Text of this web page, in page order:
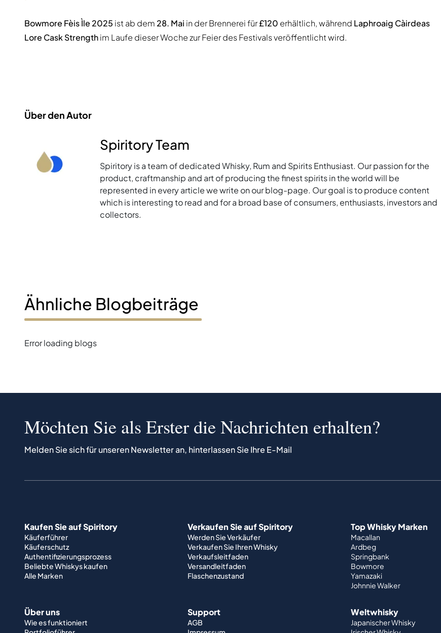
Bowmore Fèis Ìle 2025 ist ab dem 28. Mai in der Brennerei für£120 erhältlich, während Laphroaig Càirdeas
Lore Cask Strengthim Laufe dieser Woche zur Feier des Festivals veröffentlicht wird.
Über den Autor
Spiritory Team
Spiritory is a team of dedicated Whisky, Rum and Spirits Enthusiast. Our passion for the
product, craftmanship and art of producing the finest spirits in the world will be
represented in every article we write on our blog-page. Our goal is to produce content
which is interesting to read and for a broad base of consumers, enthusiasts, investors and
collectors.
Ähnliche Blogbeiträge
Error loading blogs
Möchten Sie als Erster die Nachrichten erhalten?
Melden Sie sich für unseren Newsletter an, hinterlassen Sie Ihre E-Mail
Kaufen Sie auf Spiritory
Käuferführer
Käuferschutz
Authentifizierungsprozess
Beliebte Whiskys kaufen
Alle Marken
Verkaufen Sie auf Spiritory
Werden Sie Verkäufer
Verkaufen Sie Ihren Whisky
Verkaufsleitfaden
Versandleitfaden
Flaschenzustand
Top Whisky Marken
Macallan
Ardbeg
Springbank
Bowmore
Yamazaki
Johnnie Walker
Über uns
Wie es funktioniert
Support
AGB
Weltwhisky
Japanischer Whisky